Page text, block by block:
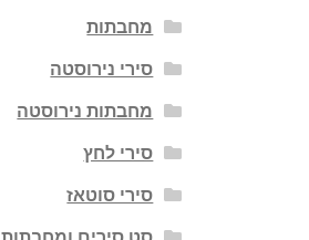
מחבתות
סירי נירוסטה
מחבתות נירוסטה
סירי לחץ
סירי סוטאז